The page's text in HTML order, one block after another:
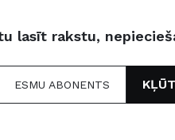
lasīt rakstu,
ESMU ABONENTS